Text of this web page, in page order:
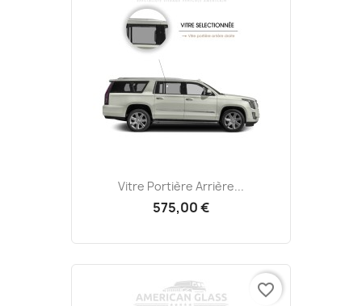
Vitre Portière Arrière...
575,00 €
favorite_border